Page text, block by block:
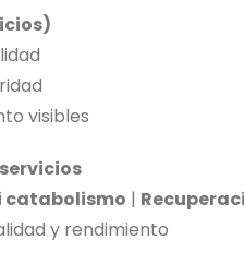
visibles
catabolismo |
y rendimiento